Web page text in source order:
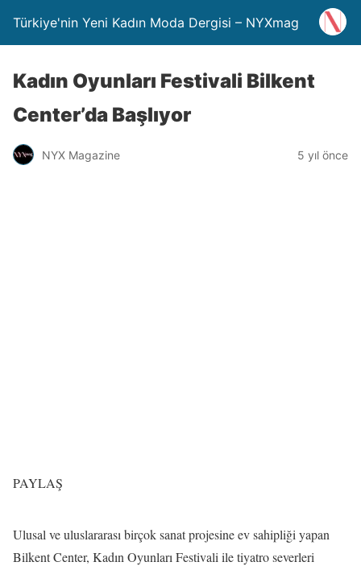
Türkiye'nin Yeni Kadın Moda Dergisi – NYXmag
Kadın Oyunları Festivali Bilkent
Center’da Başlıyor
NYX Magazine 5 yıl önce
PAYLAŞ
Ulusal ve uluslararası birçok sanat projesine ev sahipliği yapan
Bilkent Center, Kadın Oyunları Festivali ile tiyatro severleri